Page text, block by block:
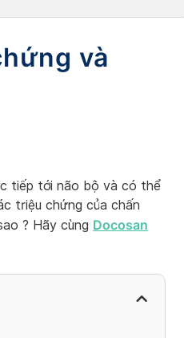
và
tiếp tới não bộ và có thể
triệu chứng của chấn
? Hãy cùng Docosan